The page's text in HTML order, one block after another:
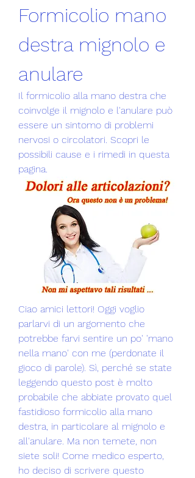
Formicolio mano
destra mignolo e
anulare
Il formicolio alla mano destra che
coinvolge il mignolo e l'anulare può
essere un sintomo di problemi
nervosi o circolatori. Scopri le
possibili cause e i rimedi in questa
pagina.
Ciao amici lettori! Oggi voglio
parlarvi di un argomento che
potrebbe farvi sentire un po' 'mano
nella mano' con me (perdonate il
gioco di parole). Sì, perché se state
leggendo questo post è molto
probabile che abbiate provato quel
fastidioso formicolio alla mano
destra, in particolare al mignolo e
all'anulare. Ma non temete, non
siete soli! Come medico esperto,
ho deciso di scrivere questo